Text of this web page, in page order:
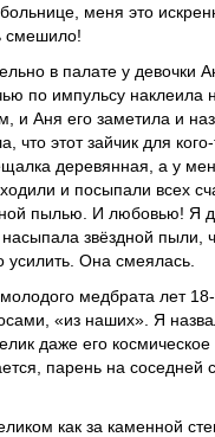
меня это
смешило!
в палате у девочки
по импульсу наклеила
и Аня его заметила и
что этот зайчик для кого-
деревянная, а у
и посыпали всех
пылью. И любовью! Я
звёздной пыли,
усилить. Она смеялась.
медбрата лет
«из наших». Я
даже его
парень на соседней
как за каменной